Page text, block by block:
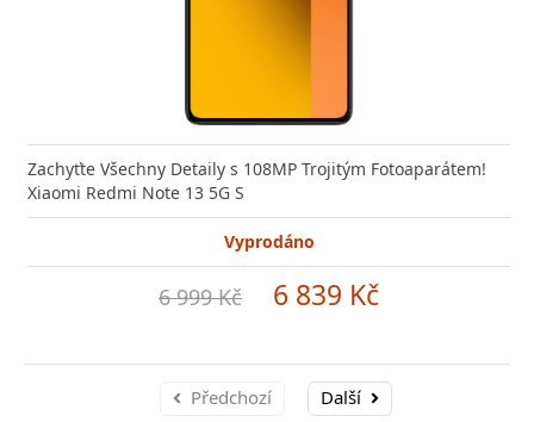
Zachyťte Všechny Detaily s 108MP Trojitým Fotoaparátem!
Xiaomi Redmi Note 13 5G S
Vyprodáno
6 999 Kč 6 839 Kč
Předchozí Další